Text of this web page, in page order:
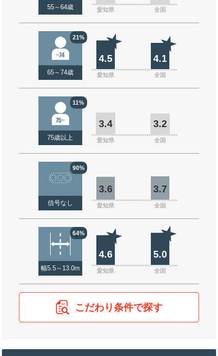
55～64歳 愛知県 全国
21%
65～74歳
4.5 4.1
愛知県 全国
11%
75歳以上
3.4 3.2
愛知県 全国
90%
信号なし
3.6 3.7
愛知県 全国
64%
幅5.5～13.0m
4.6 5.0
愛知県 全国
こだわり条件で探す